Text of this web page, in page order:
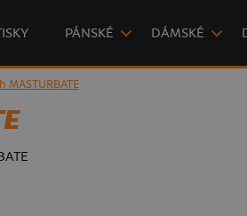
PÁNSKÉ DÁMSKÉ
MASTURBATE